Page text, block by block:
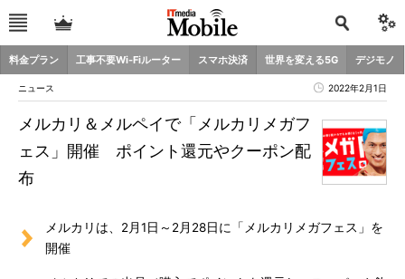
料金プラン 工事不要Wi-Fiルーター スマホ決済 世界を変える5G デジモノ
ニュース 2022年2月1日
メルカリ＆メルペイで「メルカリメガフ
ェス」開催 ポイント還元やクーポン配
布
メルカリは、2月1日～2月28日に「メルカリメガフェス」を
開催